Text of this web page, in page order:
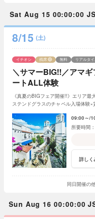
Sat Aug 15 00:00:00
8/15 (土)
＼サマーBIG!!／アマ
ートALL体験
イチオシ 残席 無料 リアルタ
《真夏のBIGフェア開催!!》エリア
ステンドグラスのチャペル入場体験
09:00～
詳しく
同日開催の
Sun Aug 16 00:00:00